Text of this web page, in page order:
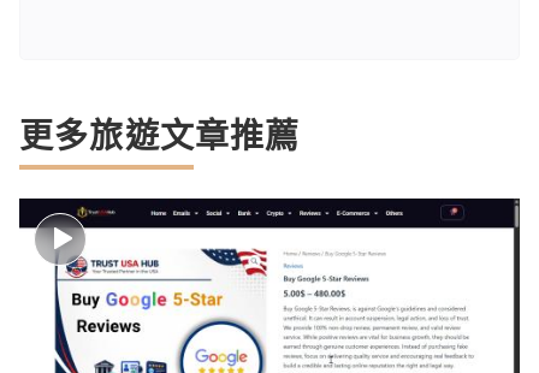
更多旅遊文章推薦